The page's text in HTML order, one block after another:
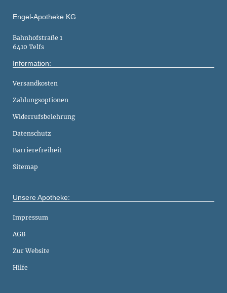
Engel-Apotheke KG
Bahnhofstraße 1
6410 Telfs
Information:
Versandkosten
Zahlungsoptionen
Widerrufsbelehrung
Datenschutz
Barrierefreiheit
Sitemap
Unsere Apotheke:
Impressum
AGB
Zur Website
Hilfe